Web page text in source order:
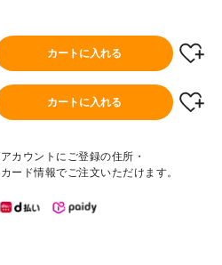
カートに入れる
カートに入れる
カウントにご登録の住所・
ード情報でご注文いただけます。